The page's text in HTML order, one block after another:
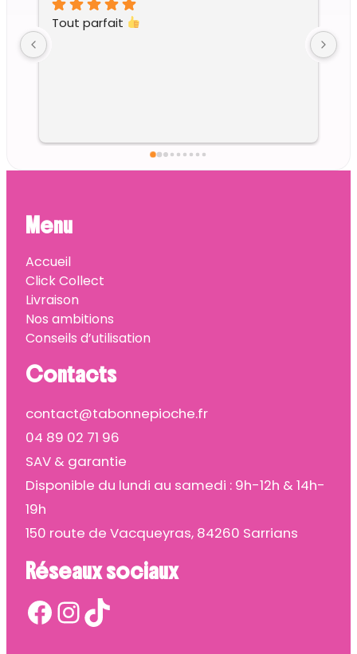
Menu
Accueil
Click Collect
Livraison
Nos ambitions
Conseils d’utilisation
Contacts
contact@tabonnepioche.fr
04 89 02 71 96
SAV & garantie
Disponible du lundi au samedi : 9h-12h & 14h-
19h
150 route de Vacqueyras, 84260 Sarrians
Réseaux sociaux
Facebook InstagramTikTok